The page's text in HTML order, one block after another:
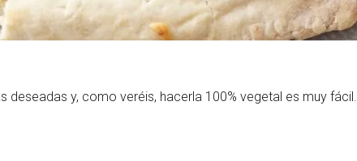
deseadas y, como veréis, hacerla 100% vegetal es muy fácil.